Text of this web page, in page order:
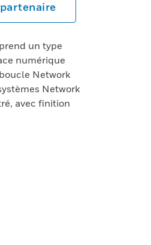
un type
numérique
Network
Network
avec finition